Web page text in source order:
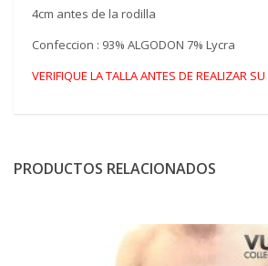
4cm antes de la rodilla
Confeccion : 93% ALGODON 7% Lycra
VERIFIQUE LA TALLA ANTES DE REALIZAR
PRODUCTOS RELACIONADOS